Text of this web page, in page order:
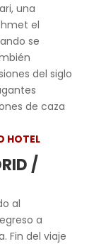
una
el
se
del siglo
de caza
HOTEL
/
al
a
Fin del viaje